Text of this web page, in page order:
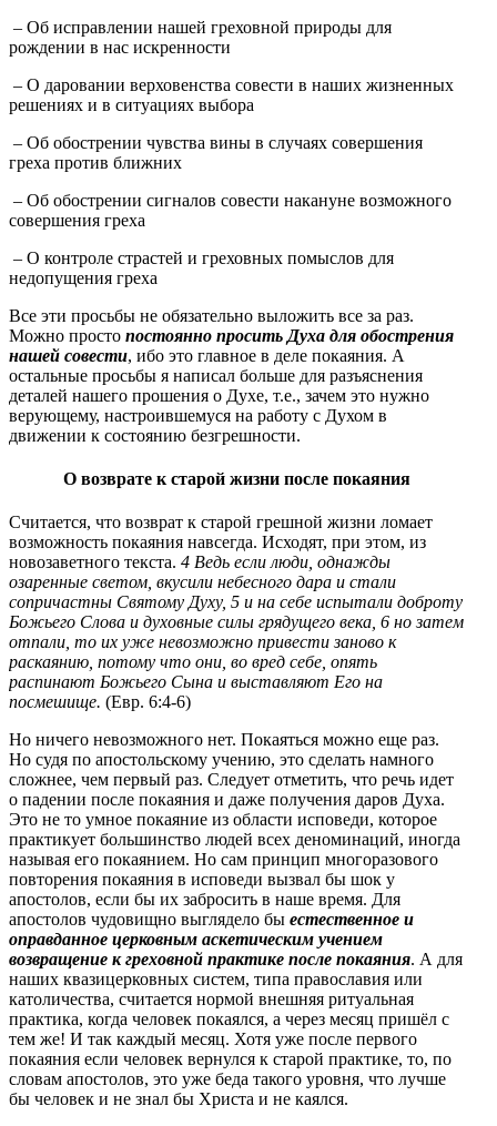
– Об исправлении нашей греховной природы для
рождении в нас искренности
– О даровании верховенства совести в наших жизненных
решениях и в ситуациях выбора
– Об обострении чувства вины в случаях совершения
греха против ближних
– Об обострении сигналов совести накануне возможного
совершения греха
– О контроле страстей и греховных помыслов для
недопущения греха
Все эти просьбы не обязательно выложить все за раз.
Можно просто постоянно просить Духа для обострения
нашей совести, ибо это главное в деле покаяния. А
остальные просьбы я написал больше для разъяснения
деталей нашего прошения о Духе, т.е., зачем это нужно
верующему, настроившемуся на работу с Духом в
движении к состоянию безгрешности.
О возврате к старой жизни после покаяния
Считается, что возврат к старой грешной жизни ломает
возможность покаяния навсегда. Исходят, при этом, из
новозаветного текста. 4 Ведь если люди, однажды
озаренные светом, вкусили небесного дара и стали
сопричастны Святому Духу, 5 и на себе испытали доброту
Божьего Слова и духовные силы грядущего века, 6 но затем
отпали, то их уже невозможно привести заново к
раскаянию, потому что они, во вред себе, опять
распинают Божьего Сына и выставляют Его на
посмешище. (Евр. 6:4-6)
Но ничего невозможного нет. Покаяться можно еще раз.
Но судя по апостольскому учению, это сделать намного
сложнее, чем первый раз. Следует отметить, что речь идет
о падении после покаяния и даже получения даров Духа.
Это не то умное покаяние из области исповеди, которое
практикует большинство людей всех деноминаций, иногда
называя его покаянием. Но сам принцип многоразового
повторения покаяния в исповеди вызвал бы шок у
апостолов, если бы их забросить в наше время. Для
апостолов чудовищно выглядело бы естественное и
оправданное церковным аскетическим учением
возвращение к греховной практике после покаяния. А для
наших квазицерковных систем, типа православия или
католичества, считается нормой внешняя ритуальная
практика, когда человек покаялся, а через месяц пришёл с
тем же! И так каждый месяц. Хотя уже после первого
покаяния если человек вернулся к старой практике, то, по
словам апостолов, это уже беда такого уровня, что лучше
бы человек и не знал бы Христа и не каялся.